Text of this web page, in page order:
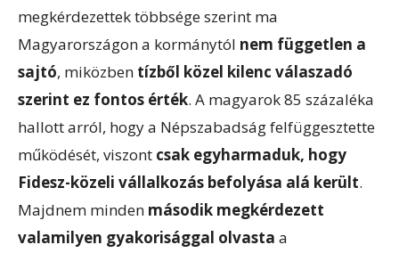
megkérdezettek többsége szerint ma
Magyarországon a kormánytól nem független a
sajtó, miközben tízből közel kilenc válaszadó
szerint ez fontos érték. A magyarok 85 százaléka
hallott arról, hogy a Népszabadság felfüggesztette
működését, viszont csak egyharmaduk, hogy
Fidesz-közeli vállalkozás befolyása alá került.
Majdnem minden második megkérdezett
valamilyen gyakorisággal olvasta a